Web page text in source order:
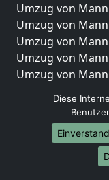
Umzug von
Umzug von
Umzug von
Umzug von
Umzug von
Umzug von
Umzug von
Umzüge-
Diese